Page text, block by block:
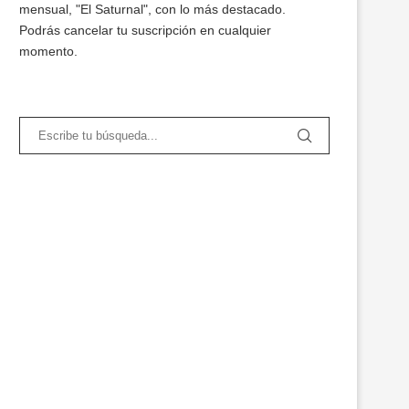
mensual, "El Saturnal", con lo más destacado.
Podrás cancelar tu suscripción en cualquier
momento.